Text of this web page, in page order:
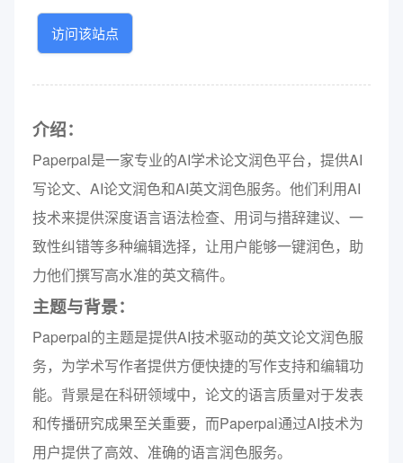
访问该站点
介绍：
Paperpal是一家专业的AI学术论文润色平台，提供AI
写论文、AI论文润色和AI英文润色服务。他们利用AI
技术来提供深度语言语法检查、用词与措辞建议、一
致性纠错等多种编辑选择，让用户能够一键润色，助
力他们撰写高水准的英文稿件。
主题与背景：
Paperpal的主题是提供AI技术驱动的英文论文润色服
务，为学术写作者提供方便快捷的写作支持和编辑功
能。背景是在科研领域中，论文的语言质量对于发表
和传播研究成果至关重要，而Paperpal通过AI技术为
用户提供了高效、准确的语言润色服务。